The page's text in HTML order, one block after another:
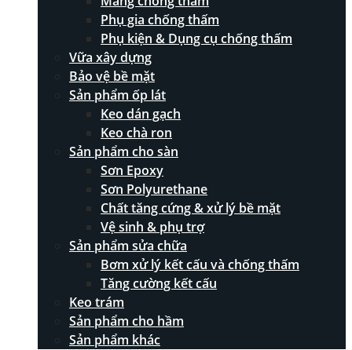
Phụ gia chống thấm
Phụ kiện & Dụng cụ chống thấm
Vữa xây dựng
Bảo vệ bề mặt
Sản phẩm ốp lát
Keo dán gạch
Keo chà ron
Sản phẩm cho sàn
Sơn Epoxy
Sơn Polyurethane
Chất tăng cứng & xử lý bề mặt
Vệ sinh & phụ trợ
Sản phẩm sửa chữa
Bơm xử lý kết cấu và chống thấm
Tăng cường kết cấu
Keo trám
Sản phẩm cho hầm
Sản phẩm khác